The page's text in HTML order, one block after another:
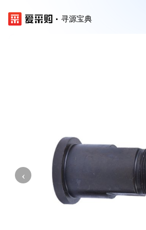
寻源宝典
‹